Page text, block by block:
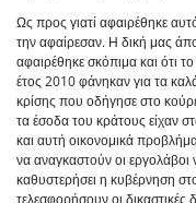
Ως προς γιατί αφαιρέθηκε
την αφαίρεσαν. Η δική μας
αφαιρέθηκε σκόπιμα και ότι
έτος 2010 φάνηκαν για τα
κρίσης που οδήγησε στο
τα έσοδα του κράτους είχαν
και αυτή οικονομικά
να αναγκαστούν οι
καθυστερήσει η κυβέρνηση